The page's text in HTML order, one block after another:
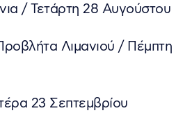
/ Τετάρτη 28 Αυγούστου
Λιμανιού / Πέμπτη
23 Σεπτεμβρίου